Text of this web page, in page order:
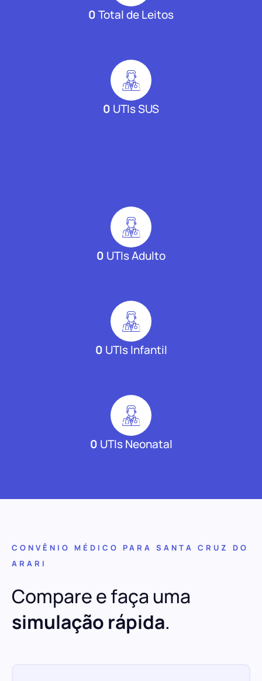
0Total de Leitos
0 UTIs SUS
0 UTIs Adulto
0 UTIs Infantil
0 UTIs Neonatal
CONVÊNIO MÉDICO PARA SANTA CRUZ DO
ARARI
Compare e faça uma
simulação rápida.